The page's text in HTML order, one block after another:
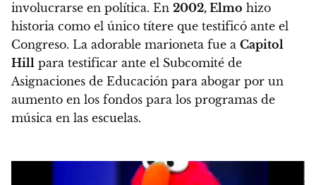
involucrarse en política. En 2002, Elmo hizo
historia como el único títere que testificó ante el
Congreso. La adorable marioneta fue a Capitol
Hill para testificar ante el Subcomité de
Asignaciones de Educación para abogar por un
aumento en los fondos para los programas de
música en las escuelas.